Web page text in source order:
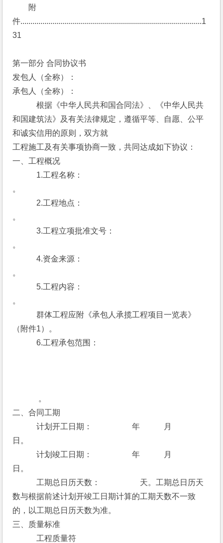
附
件...........................................................................................1
31
第一部分 合同协议书
发包人（全称）：
承包人（全称）：
根据《中华人民共和国合同法》、《中华人民共
和国建筑法》及有关法律规定，遵循平等、自愿、公平
和诚实信用的原则，双方就
工程施工及有关事项协商一致，共同达成如下协议：
一、工程概况
1.工程名称：
。
2.工程地点：
。
3.工程立项批准文号：
。
4.资金来源：
。
5.工程内容：
。
群体工程应附《承包人承揽工程项目一览表》
（附件1）。
6.工程承包范围：
。
二、合同工期
计划开工日期：　　　　　年　　　月
日。
计划竣工日期：　　　　　年　　　月
日。
工期总日历天数：　　　　　天。工期总日历天
数与根据前述计划开竣工日期计算的工期天数不一致
的，以工期总日历天数为准。
三、质量标准
工程质量符